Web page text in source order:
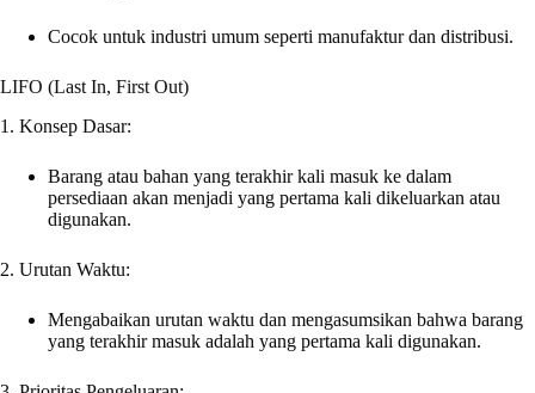
Cocok untuk industri umum seperti manufaktur dan distribusi.
LIFO (Last In, First Out)
1. Konsep Dasar:
Barang atau bahan yang terakhir kali masuk ke dalam
persediaan akan menjadi yang pertama kali dikeluarkan atau
digunakan.
2. Urutan Waktu:
Mengabaikan urutan waktu dan mengasumsikan bahwa barang
yang terakhir masuk adalah yang pertama kali digunakan.